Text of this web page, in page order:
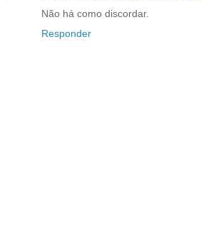
Não há como discordar.
Responder